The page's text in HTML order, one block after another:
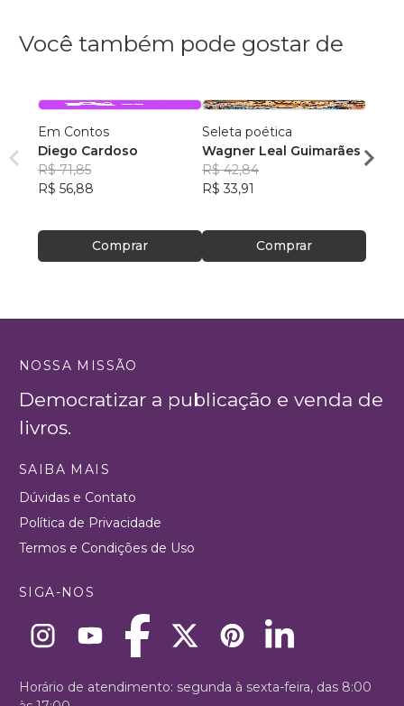
Você também pode gostar de
Em Contos
Diego Cardoso
R$ 71,85
R$ 56,88
Comprar
Seleta poética
Wagner Leal Guimarães
R$ 42,84
R$ 33,91
Comprar
ainda
Carla
NOSSA MISSÃO
Democratizar a publicação e venda de
livros.
SAIBA MAIS
Dúvidas e Contato
Política de Privacidade
Termos e Condições de Uso
SIGA-NOS
Horário de atendimento: segunda à sexta-feira, das 8:00